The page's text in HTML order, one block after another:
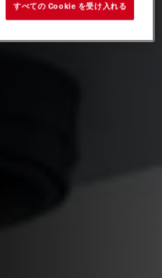
すべての Cookie を受け入れる